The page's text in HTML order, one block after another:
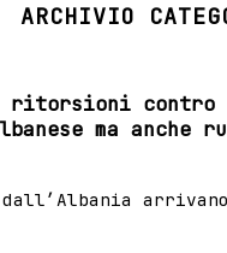
ARCHIVIO
ritorsioni contro
ma anche
dall’Albania